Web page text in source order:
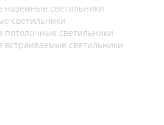
наземные светильники
светильники
светильники
светильники